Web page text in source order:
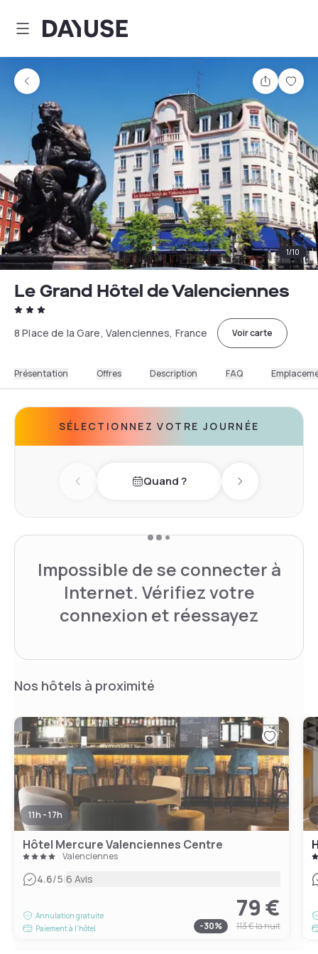
Dayuse
Partager
1/10
Le Grand Hôtel de Valenciennes
8 Place de la Gare, Valenciennes, France Voir carte
Présentation Offres Description FAQ
SÉLECTIONNEZ VOTRE JOURNÉE
Previous dayQuand ? Next day
Impossible de se connecter à
Internet. Vérifiez votre
connexion et réessayez
Nos hôtels à proximité
11h - 17h
Hôtel Mercure Valenciennes Centre
Valenciennes
4.6/5|6 Avis
Annulation gratuite
Paiement à l'hôtel
79 €
-30% 113 €la nuit